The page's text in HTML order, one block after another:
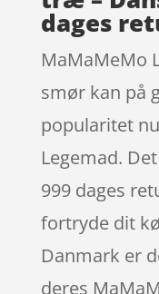
dages
MaMaMeMo
smør kan på
popularitet
Legemad.
999 dages
fortryde dit
Danmark er
deres